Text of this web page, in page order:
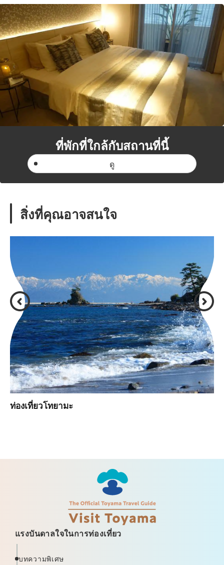
ที่พักที่ใกล้กับสถานที่นี้
ดู
สิ่งที่คุณอาจสนใจ
ท่องเที่ยวโทยามะ
แรงบันดาลใจในการท่องเที่ยว
บทความพิเศษ